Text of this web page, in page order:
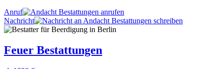
Anruf
Nachricht
Feuer Bestattungen